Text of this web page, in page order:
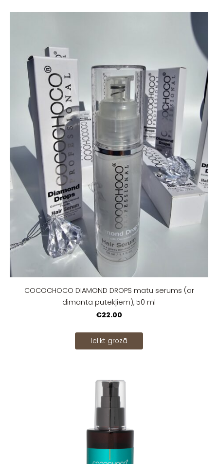
COCOCHOCO DIAMOND DROPS matu serums (ar
dimanta putekļiem), 50 ml
€22.00
Ielikt grozā